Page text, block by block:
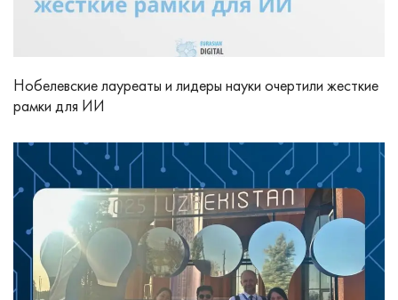
Нобелевские лауреаты и лидеры науки очертили жесткие
рамки для ИИ